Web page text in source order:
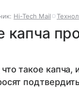
Hi-Tech Mail
капча
такое капча,